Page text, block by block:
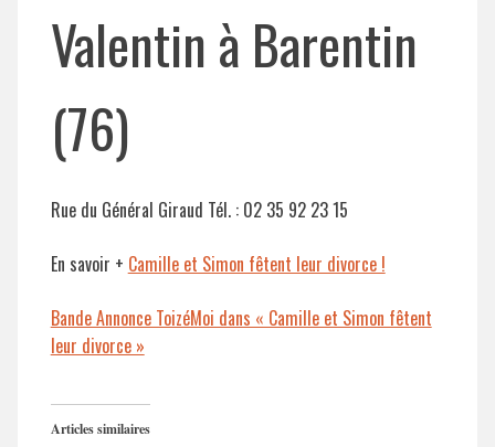
Valentin à Barentin
(76)
Rue du Général Giraud Tél. : 02 35 92 23 15
En savoir + Camille et Simon fêtent leur divorce !
Bande Annonce ToizéMoi dans « Camille et Simon fêtent
leur divorce »
Articles similaires